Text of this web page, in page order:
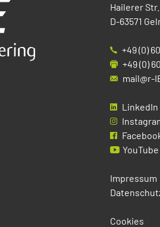
Hailerer Str.
D-63571
+49 (0)
+49 (0)
mail@r-
LinkedIn
YouTube
Impressum
Cookies